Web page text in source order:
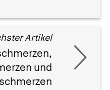
Artikel
und